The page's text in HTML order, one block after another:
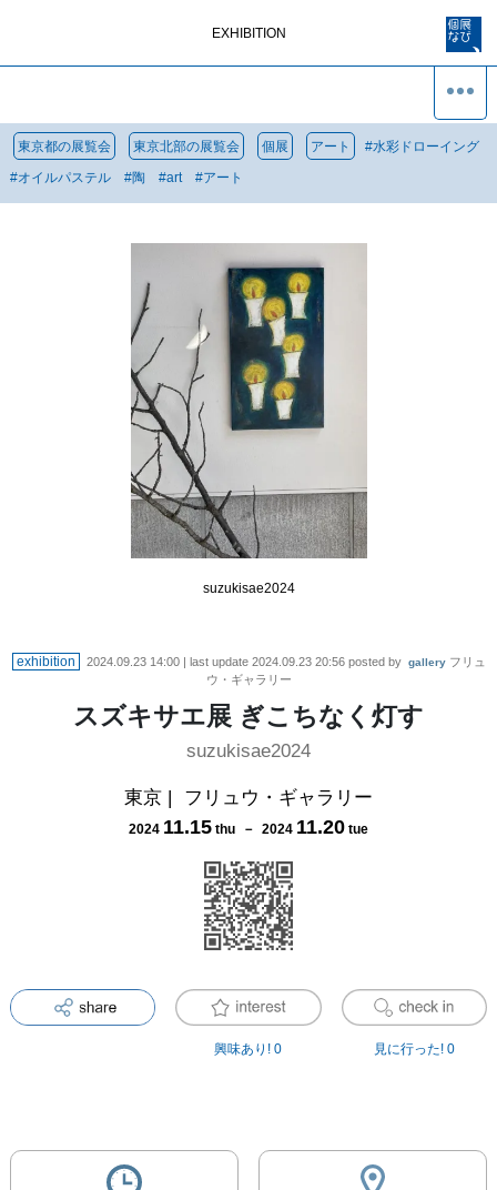
EXHIBITION
東京都の展覧会 東京北部の展覧会 個展 アート #水彩ドローイング
#オイルパステル #陶 #art #アート
suzukisae2024
exhibition 2024.09.23 14:00| last update 2024.09.23 20:56posted by gallery フリュ
ウ・ギャラリー
スズキサエ展 ぎこちなく灯す
suzukisae2024
東京 | フリュウ・ギャラリー
2024 11.15 thu － 2024 11.20 tue
興味あり! 0 見に行った! 0